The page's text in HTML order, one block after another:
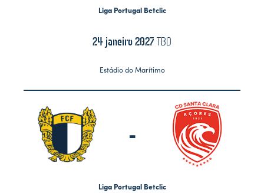
Liga Portugal Betclic
24 janeiro 2027 TBD
Estádio do Marítimo
-
Liga Portugal Betclic